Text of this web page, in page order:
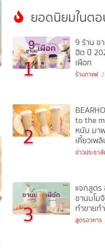
ยอดนิยมในต
1
9 ร้าน ช
ฮิต ปี
เผือก
ร้านกาแฟ
2
to the
หนับ มา
เคี้ยวเพ
ข่าวประชา
3
แจกสูตร
ชานมโม
ทำขายก
สูตรอาหาร